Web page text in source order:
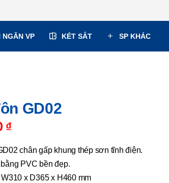
NGĂN VP KÉT SẮT SP KHÁC
GD02
₫
chân gấp khung thép sơn tĩnh điện.
PVC bền đẹp.
x D365 x H460 mm